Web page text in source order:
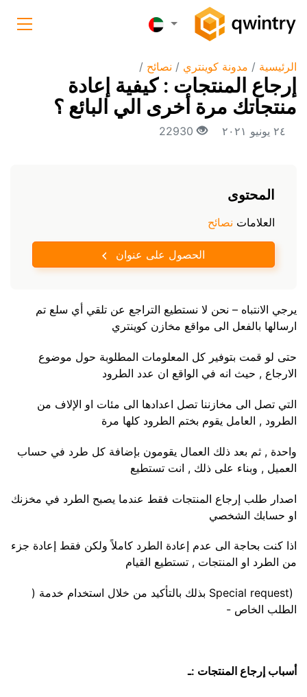
الرئيسية / مدونة كوينتري / نصائح /
إرجاع المنتجات : كيفية إعادة
منتجاتك مرة أخرى الي البائع ؟
٢٤ يونيو ٢٠٢١ 22930
المحتوى
العلامات نصائح
الحصول على عنوان
يرجي الانتباه – نحن لا نستطيع التراجع عن تلقي أي سلع تم
ارسالها بالفعل الى مواقع مخازن كوينتري
حتى لو قمت بتوفير كل المعلومات المطلوبة حول موضوع
الارجاع , حيث انه في الواقع ان عدد الطرود
التي تصل الى مخازننا تصل اعدادها الى مئات او الإلاف من
الطرود , العامل يقوم بختم الطرود كلها مرة
واحدة , ثم بعد ذلك العمال يقومون بإضافة كل طرد في حساب
العميل , وبناء على ذلك , انت تستطيع
اصدار طلب إرجاع المنتجات فقط عندما يصبح الطرد في مخزنك
او حسابك الشخصي
اذا كنت بحاجة الى عدم إعادة الطرد كاملاً ولكن فقط إعادة جزء
من الطرد او المنتجات , تستطيع القيام
(Special request بذلك بالتأكيد من خلال استخدام خدمة (
الطلب الخاص -
أسباب إرجاع المنتجات :ـ